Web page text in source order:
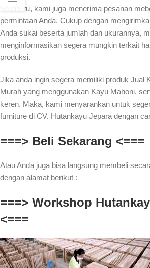
Selain itu, kami juga menerima pesanan
permintaan Anda. Cukup dengan
Anda sukai beserta jumlah dan ukurannya,
menginformasikan segera mungkin terkait
produksi.
Jika anda ingin segera memiliki produk Jual
Murah yang menggunakan Kayu Mahoni,
keren. Maka, kami menyarankan untuk
furniture di CV. Hutankayu Jepara dengan
===> Beli Sekarang <===
Atau Anda juga bisa langsung membeli
dengan alamat berikut :
===> Workshop
<===